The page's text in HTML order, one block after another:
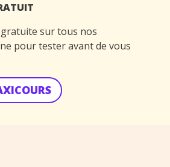
gratuite sur tous nos
pour tester avant de vous